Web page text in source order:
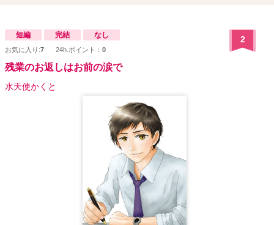
短編 完結 なし
お気に入り:7 24h.ポイント： 0
2
残業のお返しはお前の涙で
水天使かくと